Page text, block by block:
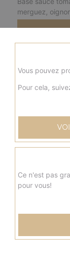
merguez,
Base crème
de terre,
Base crème
Vous pouvez
Pour cela,
Ce n'est pas
pour vous!